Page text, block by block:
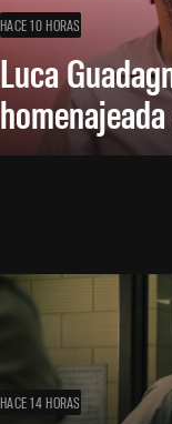
HACE 10 HORAS
Luca
HACE 14 HORAS